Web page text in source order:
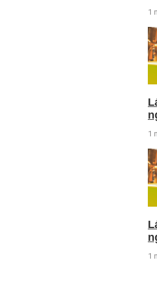
1
1
1